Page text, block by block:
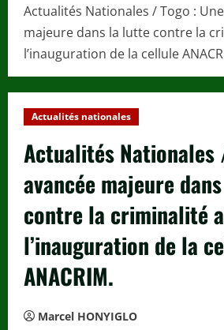
Actualités Nationales / Togo :
majeure dans la lutte contre la
l’inauguration de la cellule
Actualités nationales
Actualités Nationales
avancée majeure
contre la criminalité
l’inauguration de la
ANACRIM.
Marcel HONYIGLO